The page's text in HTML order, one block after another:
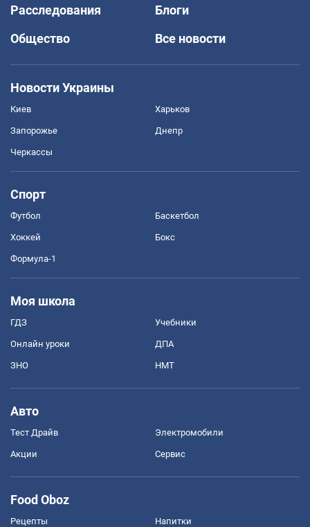
Расследования
Блоги
Общество
Все новости
Новости Украины
Киев Харьков
Запорожье Днепр
Черкассы
Спорт
Футбол Баскетбол
Хоккей Бокс
Формула-1
Моя школа
ГДЗ Учебники
Онлайн уроки ДПА
ЗНО НМТ
Авто
Тест Драйв Электромобили
Акции Сервис
Food Oboz
Рецепты Напитки